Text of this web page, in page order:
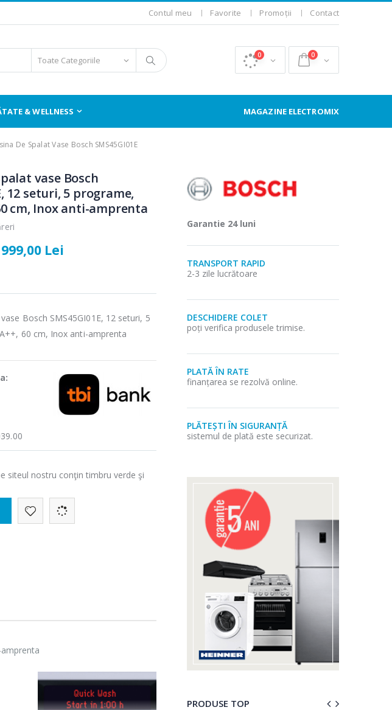
Contul meu Favorite Promoții Contact
0 0
& WELLNESS MAGAZINE ELECTROMIX
De Spalat Vase Bosch SMS45GI01E
vase Bosch
12 seturi, 5 programe,
cm, Inox anti-amprenta
Lei
Bosch SMS45GI01E, 12 seturi, 5
60 cm, Inox anti-amprenta
siteul nostru conţin timbru verde şi
Garantie 24 luni
TRANSPORT RAPID
2-3 zile lucrătoare
DESCHIDERE COLET
poți verifica produsele trimise.
PLATĂ ÎN RATE
finanțarea se rezolvă online.
PLĂTEȘTI ÎN SIGURANȚĂ
sistemul de plată este securizat.
PRODUSE TOP